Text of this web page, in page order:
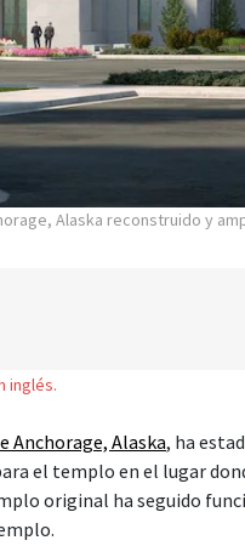
Alaska reconstruido y
inglés.
Anchorage, Alaska, ha
el templo en el lugar
original ha seguido